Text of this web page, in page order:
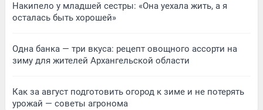
Накипело у младшей сестры: «Она уехала жить, а я
осталась быть хорошей»
Одна банка — три вкуса: рецепт овощного ассорти на
зиму для жителей Архангельской области
Как за август подготовить огород к зиме и не потерять
урожай — советы агронома